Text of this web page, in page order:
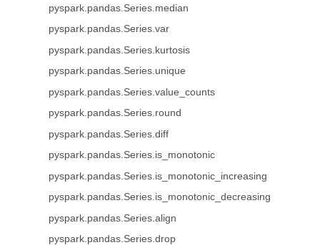
pyspark.pandas.Series.median
pyspark.pandas.Series.var
pyspark.pandas.Series.kurtosis
pyspark.pandas.Series.unique
pyspark.pandas.Series.value_counts
pyspark.pandas.Series.round
pyspark.pandas.Series.diff
pyspark.pandas.Series.is_monotonic
pyspark.pandas.Series.is_monotonic_increasing
pyspark.pandas.Series.is_monotonic_decreasing
pyspark.pandas.Series.align
pyspark.pandas.Series.drop